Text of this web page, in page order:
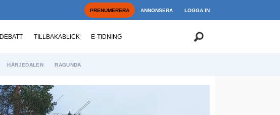
PRENUMERERA ANNONSERA LOGGA IN
DEBATT TILLBAKABLICK E-TIDNING
HÄRJEDALEN RAGUNDA